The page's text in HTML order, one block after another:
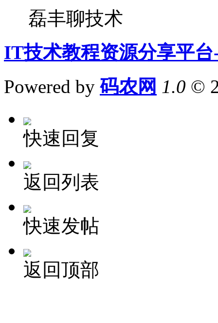
磊丰聊技术
IT技术教程资源分享平
Powered by 码农网 1.0 ©
快速回复
返回列表
快速发帖
返回顶部